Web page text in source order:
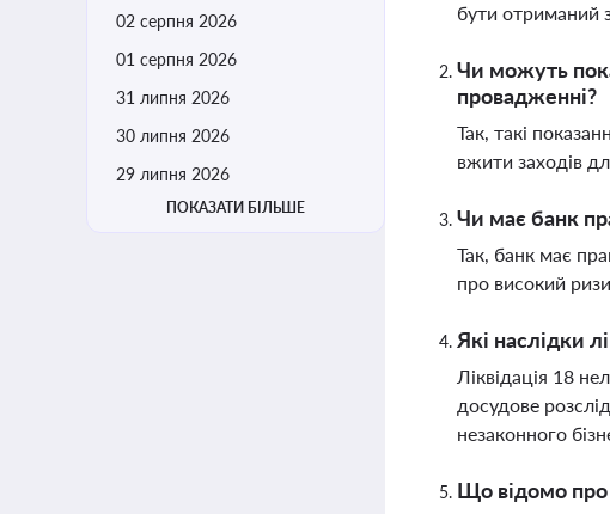
02 серпня 2026
01 серпня 2026
31 липня 2026
30 липня 2026
29 липня 2026
ПОКАЗАТИ БІЛЬШЕ
бути отриманий
Чи можуть
провадженні?
Так, такі
вжити заходів
Чи має банк
Так, банк має
про високий
Які наслідки
Ліквідація 18
досудове
незаконного
Що відомо про